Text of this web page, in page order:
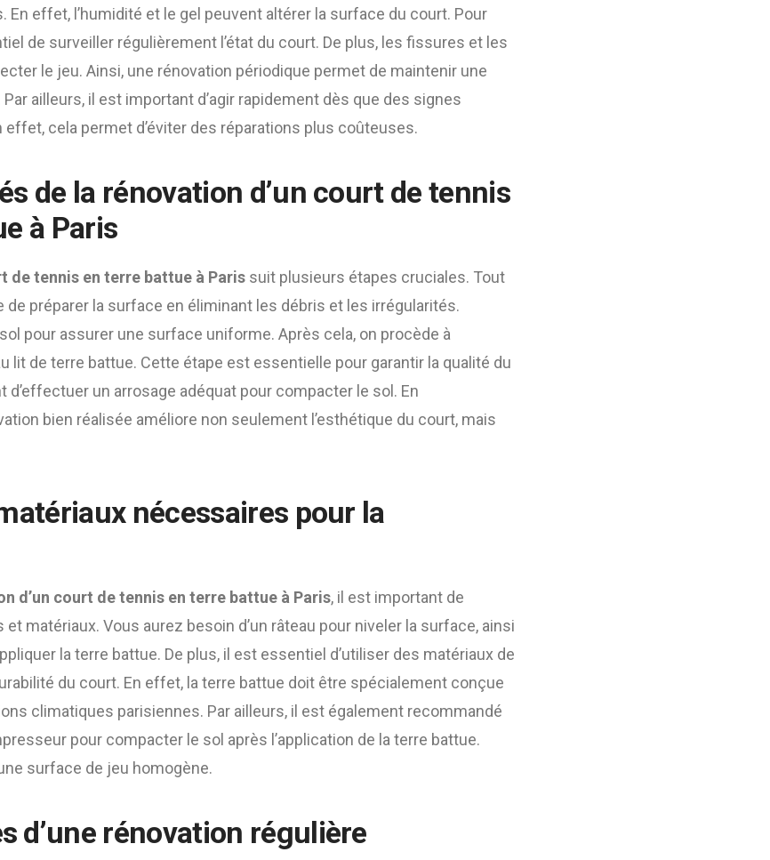
En effet, l’humidité et le gel peuvent altérer la surface du court. Pour
de surveiller régulièrement l’état du court. De plus, les fissures et les
le jeu. Ainsi, une rénovation périodique permet de maintenir une
ailleurs, il est important d’agir rapidement dès que des signes
effet, cela permet d’éviter des réparations plus coûteuses.
de la rénovation d’un court de tennis
à Paris
de tennis en terre battue à Paris suit plusieurs étapes cruciales. Tout
de préparer la surface en éliminant les débris et les irrégularités.
pour assurer une surface uniforme. Après cela, on procède à
lit de terre battue. Cette étape est essentielle pour garantir la qualité du
d’effectuer un arrosage adéquat pour compacter le sol. En
bien réalisée améliore non seulement l’esthétique du court, mais
nécessaires pour la
d’un court de tennis en terre battue à Paris, il est important de
matériaux. Vous aurez besoin d’un râteau pour niveler la surface, ainsi
la terre battue. De plus, il est essentiel d’utiliser des matériaux de
du court. En effet, la terre battue doit être spécialement conçue
climatiques parisiennes. Par ailleurs, il est également recommandé
pour compacter le sol après l’application de la terre battue.
surface de jeu homogène.
d’une rénovation régulière